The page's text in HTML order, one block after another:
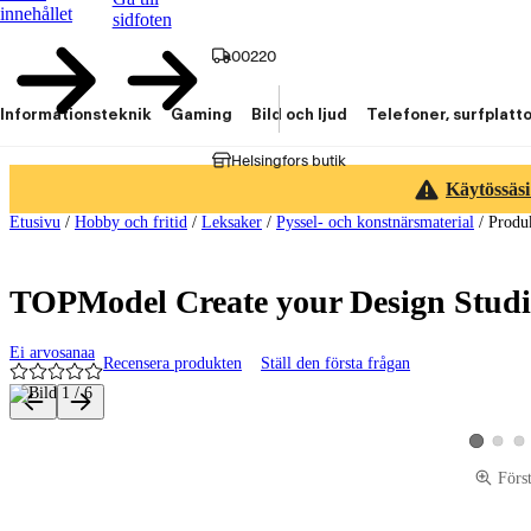
innehållet
sidfoten
00220
Helsingfors butik
Informationsteknik Gaming Bild och ljud Telefoner,
Etusivu / Hobby och fritid / Leksaker / Pyssel- och konstnärsmaterial /
TOPModel Create your Design
Ei arvosanaa
Recensera produkten Ställ den första frågan
Produktbilder och videor
VisaVisa